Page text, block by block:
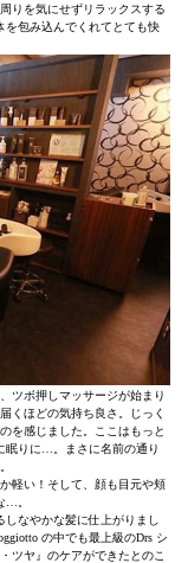
りを気にせずリラックスする
を包み込んでくれてとても快
ツボ押しマッサージが始まり
くほどの気持ち良さ。じっく
を感じました。ここはもっと
眠りに…。まさに名前の通り
軽い！そして、顔も目元や頬
…。
しなやかな髪に仕上がりまし
の中でも最上級のDrs シ
ツヤ』のケアができたとのこ